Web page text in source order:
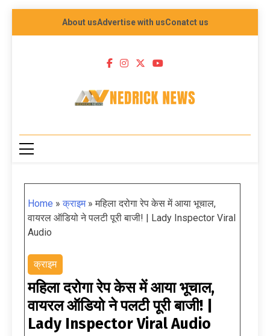
About usAdvertise with usConatct us
NEDRICK NEWS
Home »क्राइम»महिला दरोगा रेप केस में आया भूचाल,
वायरल ऑडियो ने पलटी पूरी बाजी! | Lady Inspector Viral
Audio
क्राइम
महिला दरोगा रेप केस में आया भूचाल,
वायरल ऑडियो ने पलटी पूरी बाजी! |
Lady Inspector Viral Audio